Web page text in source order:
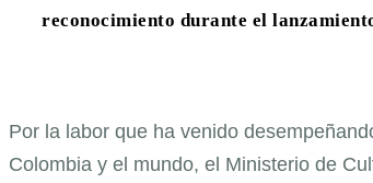
reconocimiento durante el
Por la labor que ha venido
Colombia y el mundo, el Ministerio de